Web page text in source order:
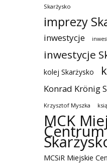
Skarżysko
imprezy
inwestycje
inwestycje
kolej Skarżysko
Konrad Krönig
Krzysztof Myszka
MCK
MCSiR Miejskie